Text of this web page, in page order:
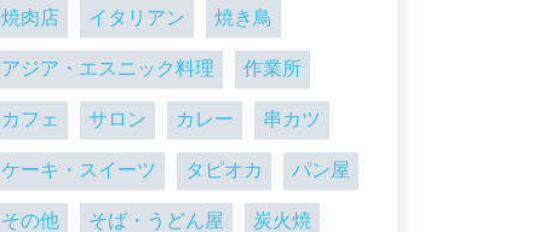
焼肉店 イタリアン 焼き鳥
アジア・エスニック料理 作業所
カフェ サロン カレー 串カツ
ケーキ・スイーツ タピオカ パン屋
その他 そば・うどん屋 炭火焼